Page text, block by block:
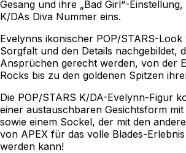
Gesang und ihre „Bad Girl“-
K/DAs Diva Nummer eins.
Evelynns ikonischer POP/STARS-
Sorgfalt und den Details nachgebildet,
Ansprüchen gerecht werden, von der
Rocks bis zu den goldenen Spitzen
Die POP/STARS K/DA-Evelynn-Figur
einer austauschbaren Gesichtsform
sowie einem Sockel, der mit den
von APEX für das volle Blades-
werden kann!